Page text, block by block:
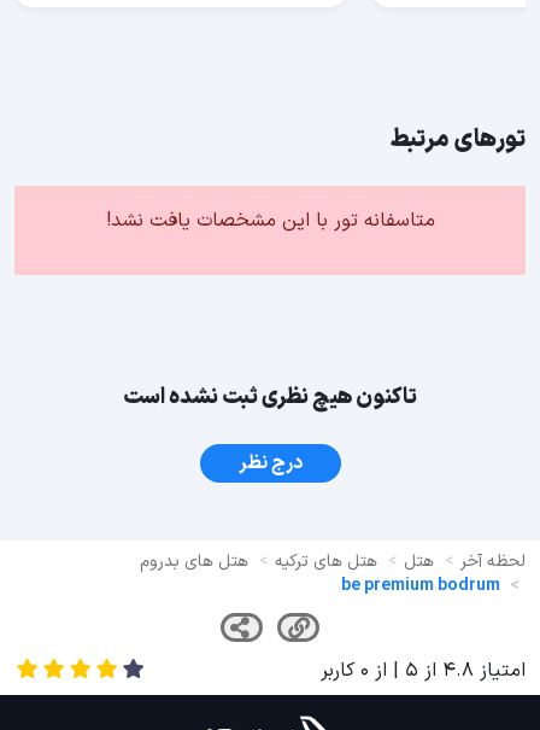
تورهای مرتبط
متاسفانه تور با این مشخصات یافت نشد!
تاکنون هیچ نظری ثبت نشده است
درج نظر
لحظه آخر هتل هتل های ترکیه
هتل های بدروم
be premium bodrum
امتیاز 4.8 از 5 | از 0 کاربر